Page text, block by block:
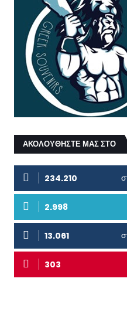
ΑΚΟΛΟΥΘΗΣΤΕ ΜΑΣ ΣΤΟ
234.210
2.998
13.061
303